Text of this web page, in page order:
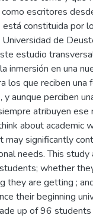
escritores
está constituida por
de
estudio
inmersión en una
los que reciben una
y aunque perciben
atribuyen ese
about academic
may significantly
needs. This
whether
they are getting ;
their beginning
up of 96